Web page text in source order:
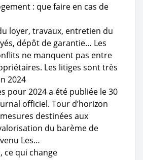
: que faire en cas de
loyer, travaux, entretien du
dépôt de garantie… Les
ne manquent pas entre
Les litiges sont très
2024
pour 2024 a été publiée le 30
officiel. Tour d’horizon
destinées aux
du barème de
Les…
ce qui change